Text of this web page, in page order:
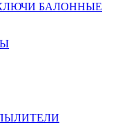
БАЛОННЫЕ